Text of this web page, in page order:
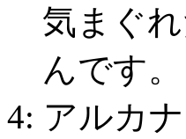
気まぐ
んです。
4: アルカナ